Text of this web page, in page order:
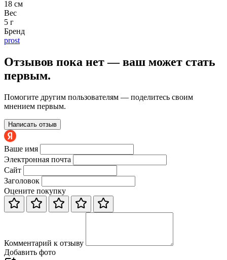
18 см
Вес
5 г
Бренд
prost
Отзывов пока нет — ваш может стать
первым.
Помогите другим пользователям — поделитесь своим
мнением первым.
Написать отзыв
Ваше имя
Электронная почта
Сайт
Заголовок
Оцените покупку
Комментарий к отзыву
Добавить фото